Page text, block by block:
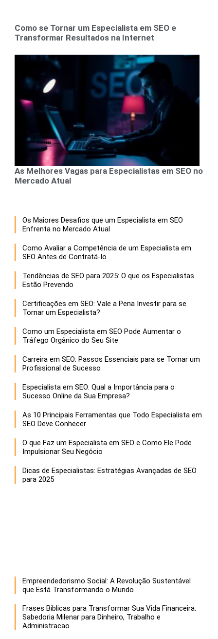
Como se Tornar um Especialista em SEO e
Transformar Resultados na Internet
As Melhores Vagas para Especialistas em SEO no
Mercado Atual
Os Maiores Desafios que um Especialista em SEO
Enfrenta no Mercado Atual
Como Avaliar a Competência de um Especialista em
SEO Antes de Contratá-lo
Tendências de SEO para 2025: O que os Especialistas
Estão Prevendo
Certificações em SEO: Vale a Pena Investir para se
Tornar um Especialista?
Como um Especialista em SEO Pode Aumentar o
Tráfego Orgânico do Seu Site
Carreira em SEO: Passos Essenciais para se Tornar um
Profissional de Sucesso
Especialista em SEO: Qual a Importância para o
Sucesso Online da Sua Empresa?
As 10 Principais Ferramentas que Todo Especialista em
SEO Deve Conhecer
O que Faz um Especialista em SEO e Como Ele Pode
Impulsionar Seu Negócio
Dicas de Especialistas: Estratégias Avançadas de SEO
para 2025
Empreendedorismo Social: A Revolução Sustentável
que Está Transformando o Mundo
Frases Biblicas para Transformar Sua Vida Financeira:
Sabedoria Milenar para Dinheiro, Trabalho e
Administracao